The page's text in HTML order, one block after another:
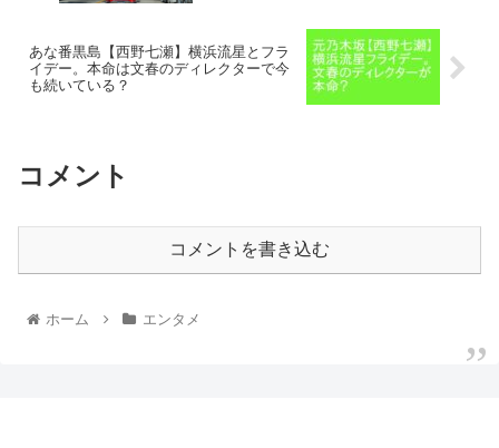
あな番黒島【西野七瀬】横浜流星とフラ
イデー。本命は文春のディレクターで今
も続いている？
コメント
コメントを書き込む
ホーム エンタメ